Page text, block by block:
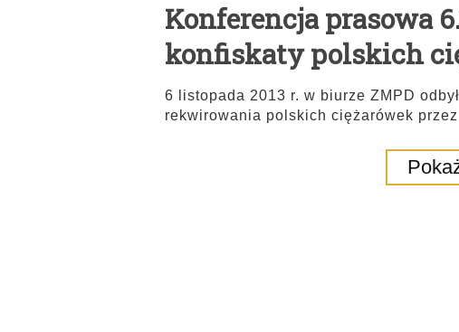
Konferencja prasowa
konfiskaty polskich
6 listopada 2013 r. w biurze ZMPD
rekwirowania polskich ciężarówek przez